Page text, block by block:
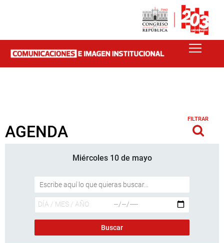
AGENDA
FILTRAR
Miércoles 10 de mayo